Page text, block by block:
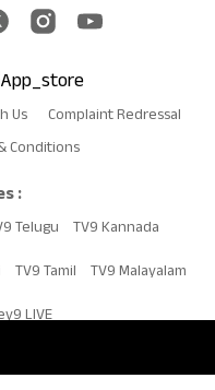
Us
Complaint Redressal
Conditions
:
Telugu TV9 Kannada
TV9 Tamil TV9 Malayalam
LIVE